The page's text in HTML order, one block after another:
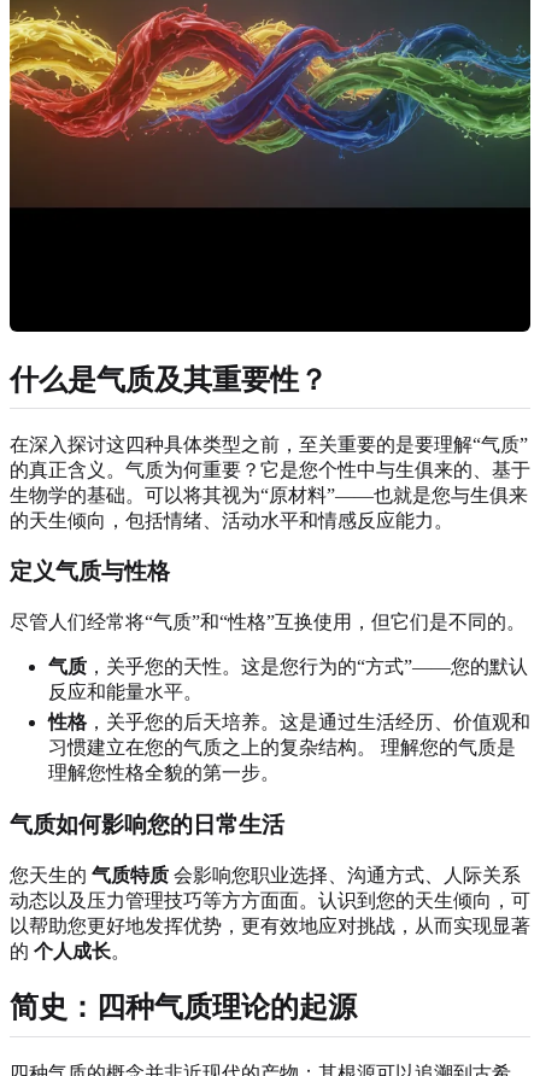
什么是气质及其重要性？
在深入探讨这四种具体类型之前，至关重要的是要理解“气质”
的真正含义。气质为何重要？它是您个性中与生俱来的、基于
生物学的基础。可以将其视为“原材料”——也就是您与生俱来
的天生倾向，包括情绪、活动水平和情感反应能力。
定义气质与性格
尽管人们经常将“气质”和“性格”互换使用，但它们是不同的。
气质 ，关乎您的天性。这是您行为的“方式”——您的默认
反应和能量水平。
性格，关乎您的后天培养。这是通过生活经历、价值观和
习惯建立在您的气质之上的复杂结构。 理解您的气质是
理解您性格全貌的第一步。
气质如何影响您的日常生活
您天生的 气质特质 会影响您职业选择、沟通方式、人际关系
动态以及压力管理技巧等方方面面。认识到您的天生倾向，可
以帮助您更好地发挥优势，更有效地应对挑战，从而实现显著
的 个人成长。
简史：四种气质理论的起源